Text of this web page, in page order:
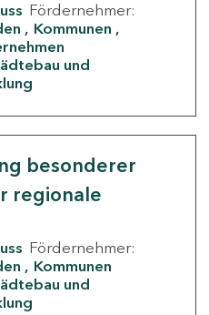
Fördernehmer:
Kommunen
und
besonderer
regionale
Fördernehmer:
Kommunen
und